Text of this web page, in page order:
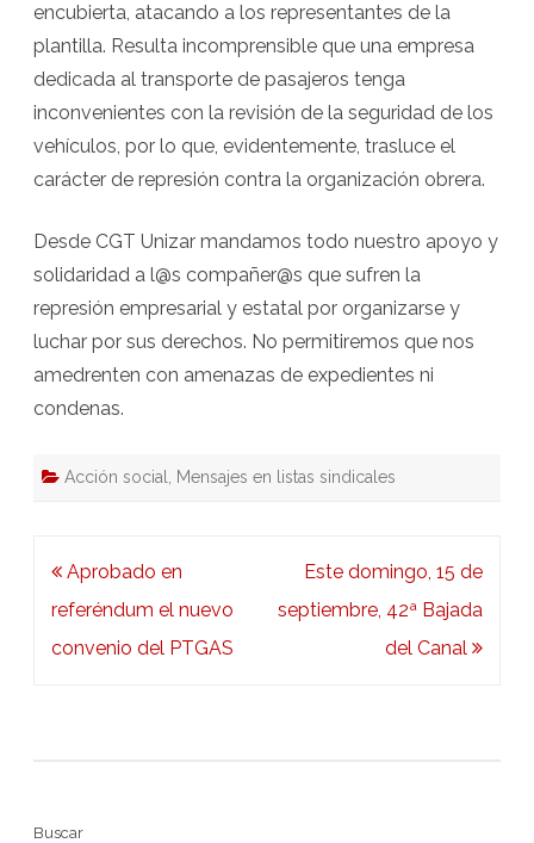
encubierta, atacando a los representantes de la
plantilla. Resulta incomprensible que una empresa
dedicada al transporte de pasajeros tenga
inconvenientes con la revisión de la seguridad de los
vehículos, por lo que, evidentemente, trasluce el
carácter de represión contra la organización obrera.
Desde CGT Unizar mandamos todo nuestro apoyo y
solidaridad a l@s compañer@s que sufren la
represión empresarial y estatal por organizarse y
luchar por sus derechos. No permitiremos que nos
amedrenten con amenazas de expedientes ni
condenas.
Acción social Mensajes en listas sindicales
Navegación
de
entradas
Aprobado en
referéndum el nuevo
convenio del PTGAS
Este domingo, 15 de
septiembre, 42ª Bajada
del Canal
Buscar